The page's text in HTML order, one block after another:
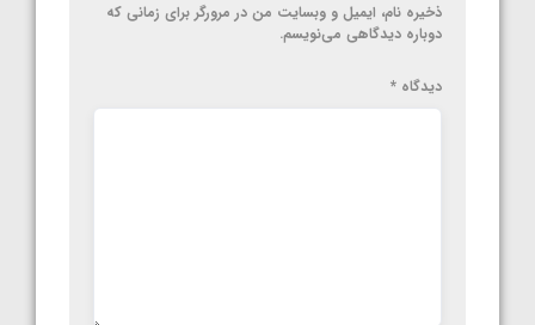
ذخیره نام، ایمیل و وبسایت من در مرورگر برای زمانی که
دوباره دیدگاهی می‌نویسم.
دیدگاه *